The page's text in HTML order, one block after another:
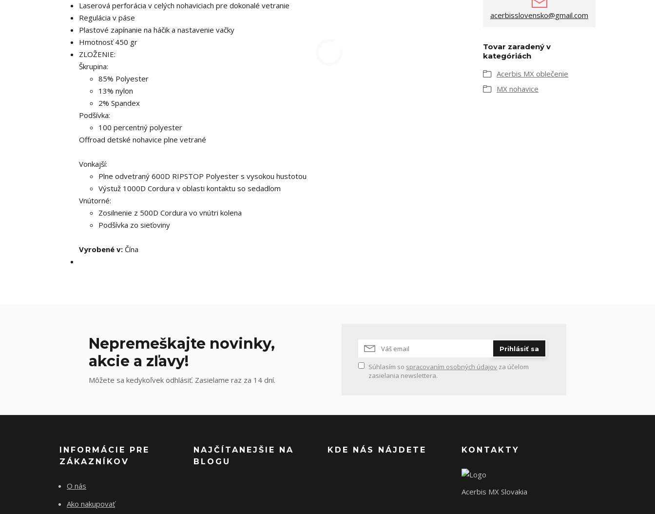
Laserová perforácia v celých nohaviciach pre dokonalé vetranie
Regulácia v páse
Plastové zapínanie na háčik a nastavenie vačky
Hmotnosť 450 gr
ZLOŽENIE:
Škrupina:
85% Polyester
13% nylon
2% Spandex
Podšívka:
100 percentný polyester
Offroad detské nohavice plne vetrané
Vonkajší:
Plne odvetraný 600D RIPSTOP Polyester s vysokou hustotou
Výstuž 1000D Cordura v oblasti kontaktu so sedadlom
Vnútorné:
Zosilnenie z 500D Cordura vo vnútri kolena
Podšívka zo sieťoviny
Vyrobené v: Čína
acerbisslovensko@gmail.com
Tovar zaradený v
kategóriách
Acerbis MX oblečenie
MX nohavice
Nepremeškajte novinky,
akcie a zľavy!
Môžete sa kedykoľvek odhlásiť. Zasielame raz za 14 dní.
Prihlásiť sa
Súhlasím so spracovaním osobných údajov za účelom
zasielania newslettera.
INFORMÁCIE PRE
ZÁKAZNÍKOV
O nás
Ako nakupovať
NAJČÍTANEJŠIE NA
BLOGU
KDE NÁS NÁJDETE KONTAKTY
Acerbis MX Slovakia